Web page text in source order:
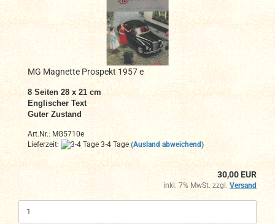
MG Magnette Prospekt 1957 e
8 Seiten 28 x 21 cm
Englischer Text
Guter Zustand
Art.Nr.: MG5710e
Lieferzeit:
3-4 Tage (Ausland abweichend)
30,00 EUR
inkl. 7% MwSt. zzgl. Versand